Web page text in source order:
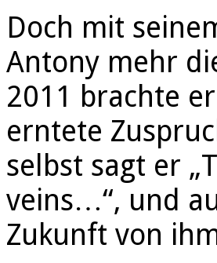
Doch mit
Antony mehr
2011 brachte
erntete
selbst sagt er
veins…“, und
Zukunft von